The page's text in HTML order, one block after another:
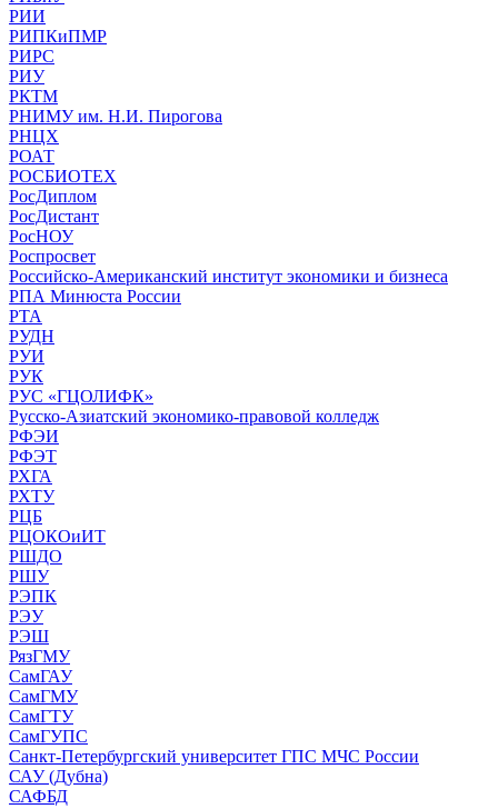
РИИ
РИПКиПМР
РИРС
РИУ
РКТМ
РНИМУ им. Н.И. Пирогова
РНЦХ
РОАТ
РОСБИОТЕХ
РосДиплом
РосДистант
РосНОУ
Роспросвет
Российско-Американский институт экономики и бизнеса
РПА Минюста России
РТА
РУДН
РУИ
РУК
РУС «ГЦОЛИФК»
Русско-Азиатский экономико-правовой колледж
РФЭИ
РФЭТ
РХГА
РХТУ
РЦБ
РЦОКОиИТ
РШДО
РШУ
РЭПК
РЭУ
РЭШ
РязГМУ
СамГАУ
СамГМУ
СамГТУ
СамГУПС
Санкт-Петербургский университет ГПС МЧС России
САУ (Дубна)
САФБД